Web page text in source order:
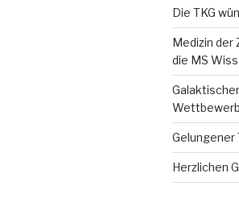
Die TKG
Medizin der
die MS
Gelungener
Herzlichen